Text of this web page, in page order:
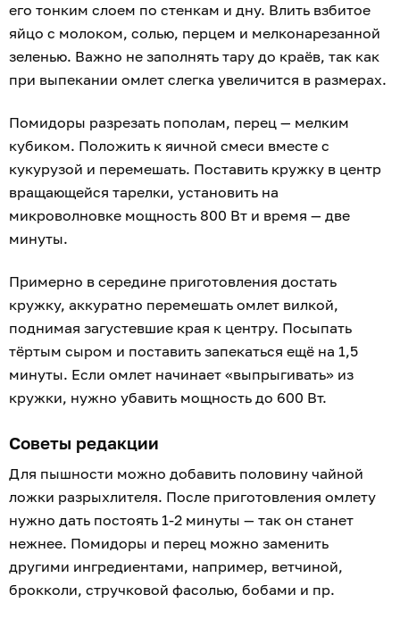
его тонким слоем по стенкам и дну. Влить взбитое
яйцо с молоком, солью, перцем и мелконарезанной
зеленью. Важно не заполнять тару до краёв, так как
при выпекании омлет слегка увеличится в размерах.
Помидоры разрезать пополам, перец — мелким
кубиком. Положить к яичной смеси вместе с
кукурузой и перемешать. Поставить кружку в центр
вращающейся тарелки, установить на
микроволновке мощность 800 Вт и время — две
минуты.
Примерно в середине приготовления достать
кружку, аккуратно перемешать омлет вилкой,
поднимая загустевшие края к центру. Посыпать
тёртым сыром и поставить запекаться ещё на 1,5
минуты. Если омлет начинает «выпрыгивать» из
кружки, нужно убавить мощность до 600 Вт.
Советы редакции
Для пышности можно добавить половину чайной
ложки разрыхлителя. После приготовления омлету
нужно дать постоять 1-2 минуты — так он станет
нежнее. Помидоры и перец можно заменить
другими ингредиентами, например, ветчиной,
брокколи, стручковой фасолью, бобами и пр.